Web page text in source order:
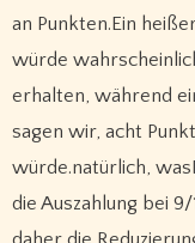
an Punkten.Ein
würde
erhalten, während
sagen wir, acht
würde.natürlich,
die Auszahlung bei